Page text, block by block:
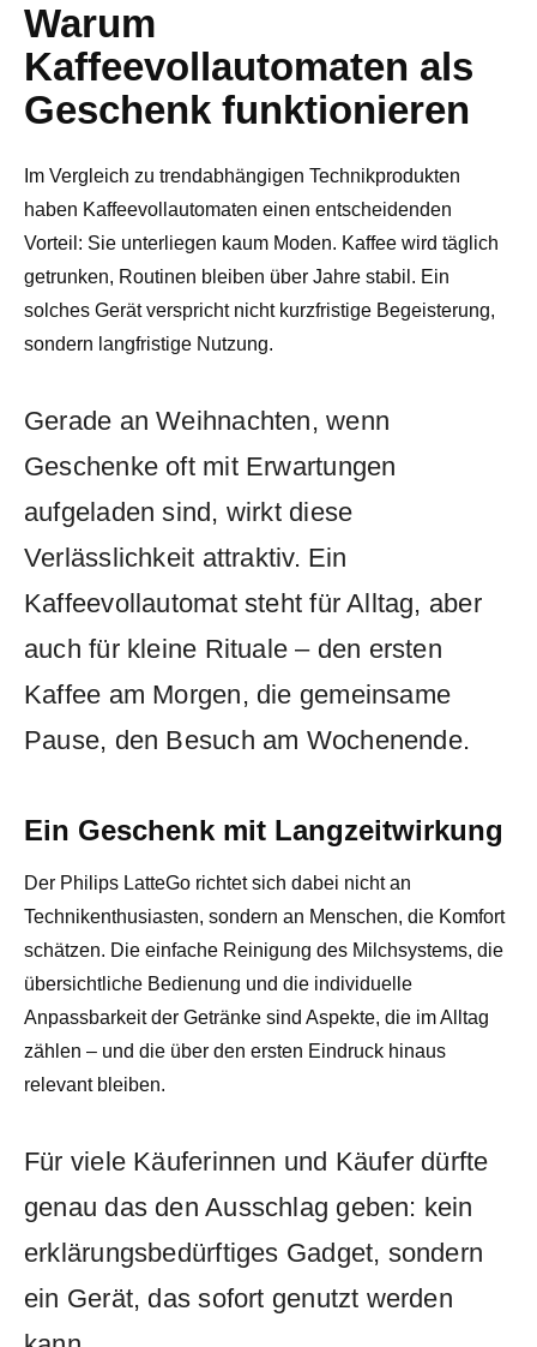
Warum
Kaffeevollautomaten als
Geschenk funktionieren
Im Vergleich zu trendabhängigen Technikprodukten
haben Kaffeevollautomaten einen entscheidenden
Vorteil: Sie unterliegen kaum Moden. Kaffee wird täglich
getrunken, Routinen bleiben über Jahre stabil. Ein
solches Gerät verspricht nicht kurzfristige Begeisterung,
sondern langfristige Nutzung.
Gerade an Weihnachten, wenn
Geschenke oft mit Erwartungen
aufgeladen sind, wirkt diese
Verlässlichkeit attraktiv. Ein
Kaffeevollautomat steht für Alltag, aber
auch für kleine Rituale – den ersten
Kaffee am Morgen, die gemeinsame
Pause, den Besuch am Wochenende.
Ein Geschenk mit Langzeitwirkung
Der Philips LatteGo richtet sich dabei nicht an
Technikenthusiasten, sondern an Menschen, die Komfort
schätzen. Die einfache Reinigung des Milchsystems, die
übersichtliche Bedienung und die individuelle
Anpassbarkeit der Getränke sind Aspekte, die im Alltag
zählen – und die über den ersten Eindruck hinaus
relevant bleiben.
Für viele Käuferinnen und Käufer dürfte
genau das den Ausschlag geben: kein
erklärungsbedürftiges Gadget, sondern
ein Gerät, das sofort genutzt werden